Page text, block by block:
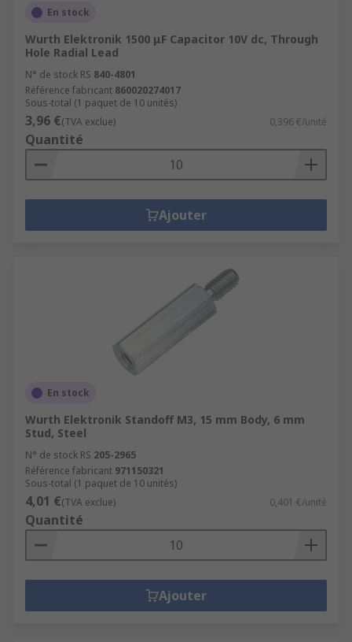
En stock
Wurth Elektronik 1500 μF Capacitor 10V dc, Through
Hole Radial Lead
N° de stock RS 840-4801
Référence fabricant 860020274017
Sous-total (1 paquet de 10 unités)
3,96 €(TVA exclue) 0,396 €/unité
Quantité
Ajouter
En stock
Wurth Elektronik Standoff M3, 15 mm Body, 6 mm
Stud, Steel
N° de stock RS 205-2965
Référence fabricant 971150321
Sous-total (1 paquet de 10 unités)
4,01 €(TVA exclue) 0,401 €/unité
Quantité
Ajouter